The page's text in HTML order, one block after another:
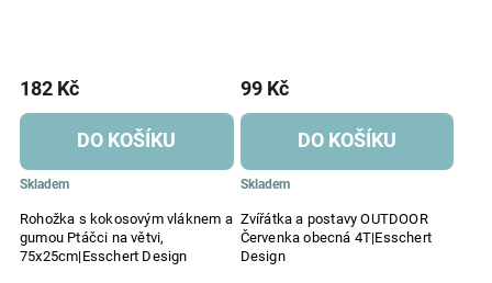
Rohožka s kokosovým vláknem a
gumou Ptáčci na větvi,
75x25cm|Esschert Design
Skladem
182 Kč
DO KOŠÍKU
Zvířátka a postavy OUTDOOR
Červenka obecná 4T|Esschert
Design
Skladem
99 Kč
DO KOŠÍKU